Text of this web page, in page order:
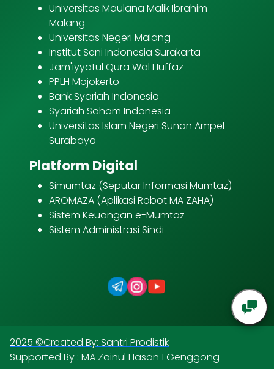
Universitas Maulana Malik Ibrahim
Malang
Universitas Negeri Malang
Institut Seni Indonesia Surakarta
Jam'iyyatul Qura Wal Huffaz
PPLH Mojokerto
Bank Syariah Indonesia
Syariah Saham Indonesia
Universitas Islam Negeri Sunan Ampel
Surabaya
Platform Digital
Simumtaz (Seputar Informasi Mumtaz)
AROMAZA (Aplikasi Robot MA ZAHA)
Sistem Keuangan e-Mumtaz
Sistem Administrasi Sindi
2025 ©Created By: Santri Prodistik
Supported By : MA Zainul Hasan 1 Genggong